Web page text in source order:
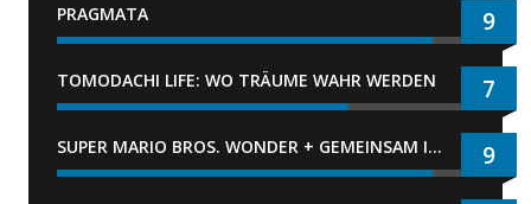
PRAGMATA 9
TOMODACHI LIFE: WO TRÄUME WAHR WERDEN 7
SUPER MARIO BROS. WONDER + GEMEINSAM IM BELLABEL-PARK 9